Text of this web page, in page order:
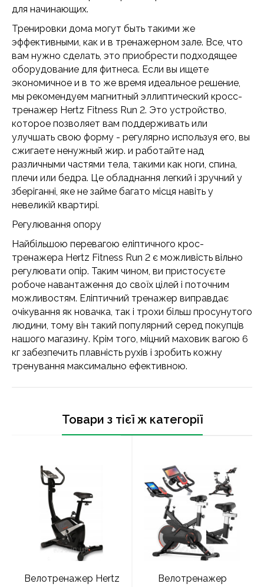
для начинающих.
Тренировки дома могут быть такими же
эффективными, как и в тренажерном зале. Все, что
вам нужно сделать, это приобрести подходящее
оборудование для фитнеса. Если вы ищете
экономичное и в то же время идеальное решение,
мы рекомендуем магнитный эллиптический кросс-
тренажер Hertz Fitness Run 2. Это устройство,
которое позволяет вам поддерживать или
улучшать свою форму - регулярно используя его, вы
сжигаете ненужный жир. и работайте над
различными частями тела, такими как ноги, спина,
плечи или бедра. Це обладнання легкий і зручний у
зберіганні, яке не займе багато місця навіть у
невеликій квартирі.
Регулювання опору
Найбільшою перевагою еліптичного крос-
тренажера Hertz Fitness Run 2 є можливість вільно
регулювати опір. Таким чином, ви пристосуєте
робоче навантаження до своїх цілей і поточним
можливостям. Еліптичний тренажер виправдає
очікування як новачка, так і трохи більш просунутого
людини, тому він такий популярний серед покупців
нашого магазину. Крім того, міцний маховик вагою 6
кг забезпечить плавність рухів і зробить кожну
тренування максимально ефективною.
Товари з тієї ж категорії
Велотренажер Hertz
Велотренажер